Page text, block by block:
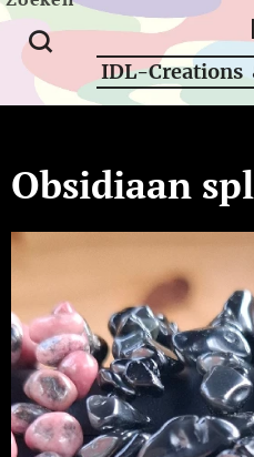
IDL-
Obsidiaan